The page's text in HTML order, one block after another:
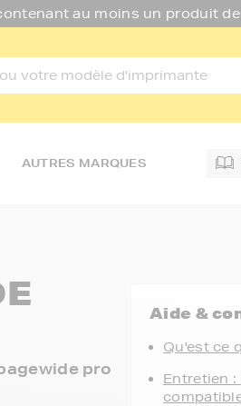
au moins un produit de
AUTRES MARQUES
pro
Aide &
Qu'est ce
Entretien